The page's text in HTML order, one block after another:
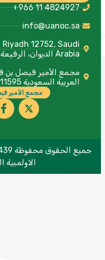
+966 11 4824927
info@uanoc.sa
12752, Saudi
Arabia الديوان، الرفيعة، الرياض 12752
مجمع الأمير فيصل بن
العربية السعودية P.O.BOX:62997 Riyadh 11595
مجمع الأمير
الاولمبية